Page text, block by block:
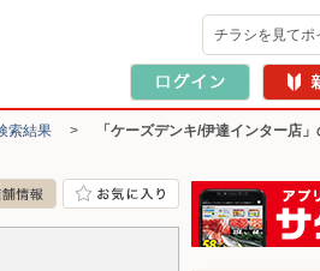
チラシを見てポ
索結果 >
「ケーズデンキ/伊達インター店